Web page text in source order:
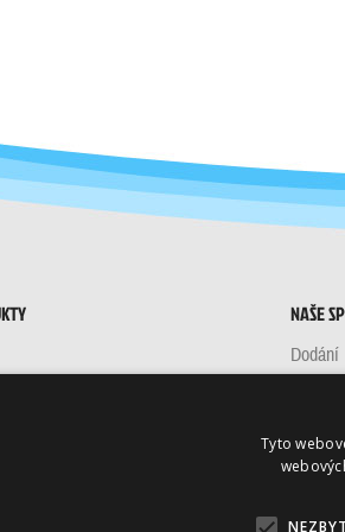
NAŠE
Dodání
Mapa
Tyto